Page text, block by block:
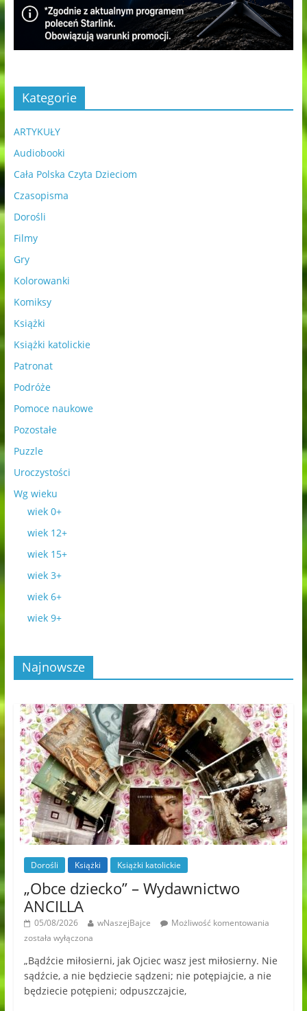
Kategorie
ARTYKUŁY
Audiobooki
Cała Polska Czyta Dzieciom
Czasopisma
Dorośli
Filmy
Gry
Kolorowanki
Komiksy
Książki
Książki katolickie
Patronat
Podróże
Pomoce naukowe
Pozostałe
Puzzle
Uroczystości
Wg wieku
wiek 0+
wiek 12+
wiek 15+
wiek 3+
wiek 6+
wiek 9+
Najnowsze
Dorośli Książki Książki katolickie
„Obce dziecko” – Wydawnictwo
ANCILLA
05/08/2026 wNaszejBajce
Możliwość komentowania
została wyłączona
„Bądźcie miłosierni, jak Ojciec wasz jest miłosierny. Nie
sądźcie, a nie będziecie sądzeni; nie potępiajcie, a nie
będziecie potępieni; odpuszczajcie,